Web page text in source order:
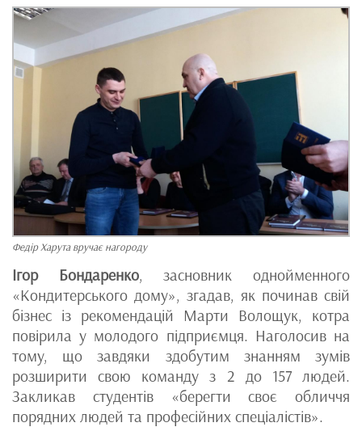
Федір Харута вручає нагороду
Ігор Бондаренко, засновник однойменного
«Кондитерського дому», згадав, як починав свій
бізнес із рекомендацій Марти Волощук, котра
повірила у молодого підприємця. Наголосив на
тому, що завдяки здобутим знанням зумів
розширити свою команду з 2 до 157 людей.
Закликав студентів «берегти своє обличчя
порядних людей та професійних спеціалістів».